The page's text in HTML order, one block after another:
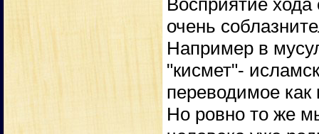
Восприятие хода
очень
Например в
"кисмет"-
переводимое как
Но ровно то же